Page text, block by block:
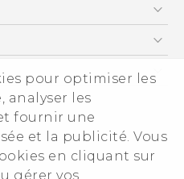
pour optimiser les
analyser les
fournir une
et la publicité. Vous
en cliquant sur
gérer vos
regulatory guide